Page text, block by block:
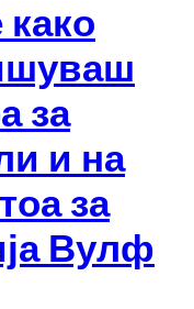
за
и на
за
Вулф